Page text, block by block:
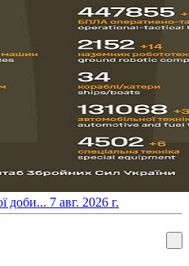
доби... 7 авг. 2026 г.